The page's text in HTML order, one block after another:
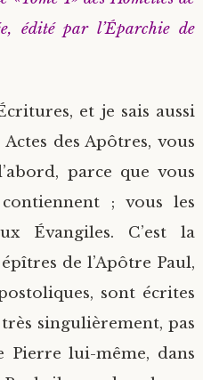
édité par l’Éparchie de
et je sais aussi
des Apôtres, vous
parce que vous
; vous les
Évangiles. C’est la
de l’Apôtre Paul,
sont écrites
singulièrement, pas
Pierre lui-même, dans